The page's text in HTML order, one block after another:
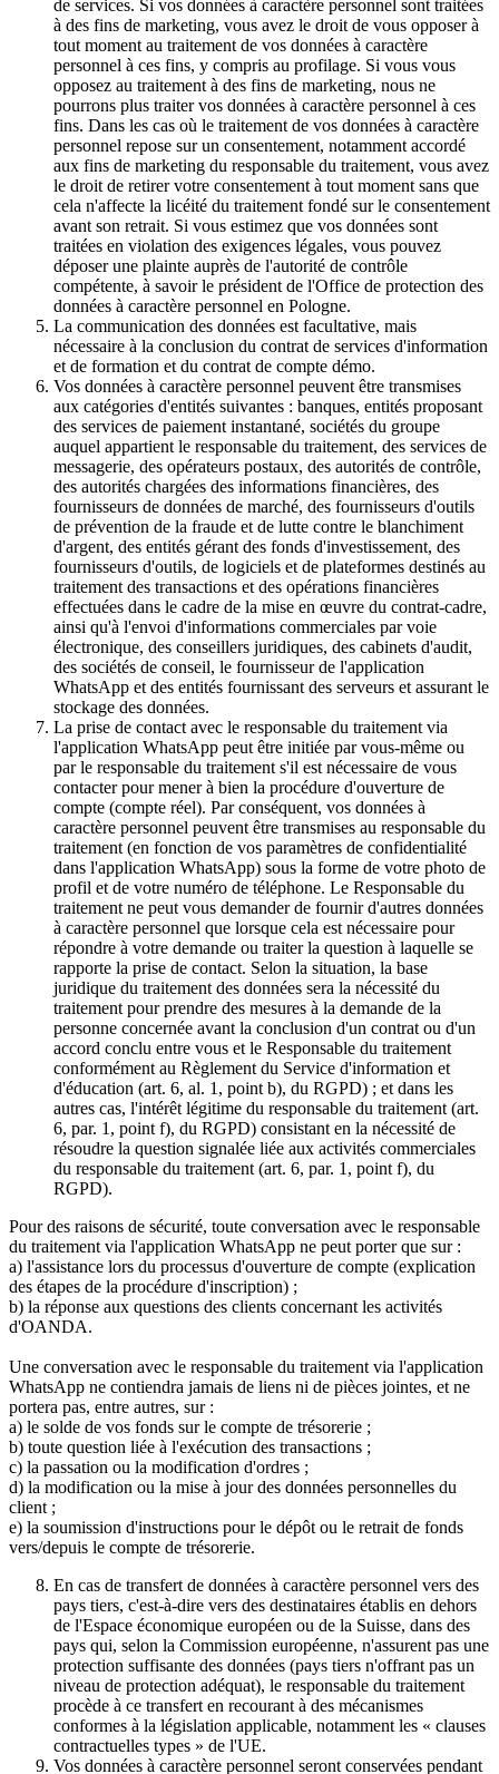
de services. Si vos données à caractère personnel sont traitées
à des fins de marketing, vous avez le droit de vous opposer à
tout moment au traitement de vos données à caractère
personnel à ces fins, y compris au profilage. Si vous vous
opposez au traitement à des fins de marketing, nous ne
pourrons plus traiter vos données à caractère personnel à ces
fins. Dans les cas où le traitement de vos données à caractère
personnel repose sur un consentement, notamment accordé
aux fins de marketing du responsable du traitement, vous avez
le droit de retirer votre consentement à tout moment sans que
cela n'affecte la licéité du traitement fondé sur le consentement
avant son retrait. Si vous estimez que vos données sont
traitées en violation des exigences légales, vous pouvez
déposer une plainte auprès de l'autorité de contrôle
compétente, à savoir le président de l'Office de protection des
données à caractère personnel en Pologne.
La communication des données est facultative, mais
nécessaire à la conclusion du contrat de services d'information
et de formation et du contrat de compte démo.
Vos données à caractère personnel peuvent être transmises
aux catégories d'entités suivantes : banques, entités proposant
des services de paiement instantané, sociétés du groupe
auquel appartient le responsable du traitement, des services de
messagerie, des opérateurs postaux, des autorités de contrôle,
des autorités chargées des informations financières, des
fournisseurs de données de marché, des fournisseurs d'outils
de prévention de la fraude et de lutte contre le blanchiment
d'argent, des entités gérant des fonds d'investissement, des
fournisseurs d'outils, de logiciels et de plateformes destinés au
traitement des transactions et des opérations financières
effectuées dans le cadre de la mise en œuvre du contrat-cadre,
ainsi qu'à l'envoi d'informations commerciales par voie
électronique, des conseillers juridiques, des cabinets d'audit,
des sociétés de conseil, le fournisseur de l'application
WhatsApp et des entités fournissant des serveurs et assurant le
stockage des données.
La prise de contact avec le responsable du traitement via
l'application WhatsApp peut être initiée par vous-même ou
par le responsable du traitement s'il est nécessaire de vous
contacter pour mener à bien la procédure d'ouverture de
compte (compte réel). Par conséquent, vos données à
caractère personnel peuvent être transmises au responsable du
traitement (en fonction de vos paramètres de confidentialité
dans l'application WhatsApp) sous la forme de votre photo de
profil et de votre numéro de téléphone. Le Responsable du
traitement ne peut vous demander de fournir d'autres données
à caractère personnel que lorsque cela est nécessaire pour
répondre à votre demande ou traiter la question à laquelle se
rapporte la prise de contact. Selon la situation, la base
juridique du traitement des données sera la nécessité du
traitement pour prendre des mesures à la demande de la
personne concernée avant la conclusion d'un contrat ou d'un
accord conclu entre vous et le Responsable du traitement
conformément au Règlement du Service d'information et
d'éducation (art. 6, al. 1, point b), du RGPD) ; et dans les
autres cas, l'intérêt légitime du responsable du traitement (art.
6, par. 1, point f), du RGPD) consistant en la nécessité de
résoudre la question signalée liée aux activités commerciales
du responsable du traitement (art. 6, par. 1, point f), du
RGPD).
Pour des raisons de sécurité, toute conversation avec le responsable
du traitement via l'application WhatsApp ne peut porter que sur :
a) l'assistance lors du processus d'ouverture de compte (explication
des étapes de la procédure d'inscription) ;
b) la réponse aux questions des clients concernant les activités
d'OANDA.
Une conversation avec le responsable du traitement via l'application
WhatsApp ne contiendra jamais de liens ni de pièces jointes, et ne
portera pas, entre autres, sur :
a) le solde de vos fonds sur le compte de trésorerie ;
b) toute question liée à l'exécution des transactions ;
c) la passation ou la modification d'ordres ;
d) la modification ou la mise à jour des données personnelles du
client ;
e) la soumission d'instructions pour le dépôt ou le retrait de fonds
vers/depuis le compte de trésorerie.
En cas de transfert de données à caractère personnel vers des
pays tiers, c'est-à-dire vers des destinataires établis en dehors
de l'Espace économique européen ou de la Suisse, dans des
pays qui, selon la Commission européenne, n'assurent pas une
protection suffisante des données (pays tiers n'offrant pas un
niveau de protection adéquat), le responsable du traitement
procède à ce transfert en recourant à des mécanismes
conformes à la législation applicable, notamment les « clauses
contractuelles types » de l'UE.
Vos données à caractère personnel seront conservées pendant